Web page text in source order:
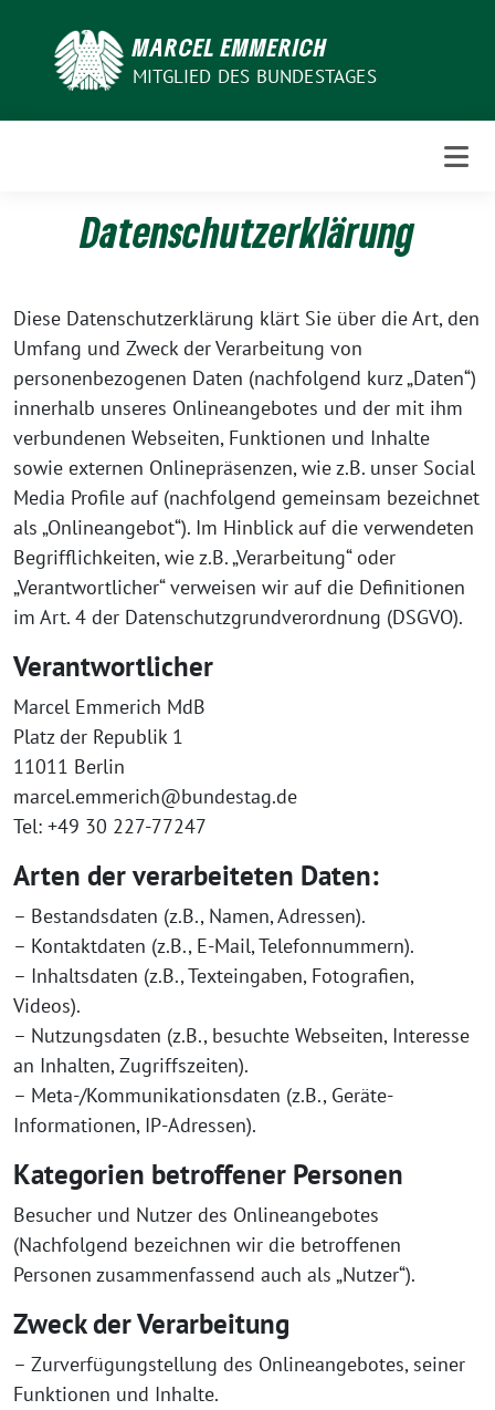
MARCEL EMMERICH
MITGLIED DES BUNDESTAGES
Datenschutzerklärung
Diese Datenschutzerklärung klärt Sie über die Art, den
Umfang und Zweck der Verarbeitung von
personenbezogenen Daten (nachfolgend kurz „Daten“)
innerhalb unseres Onlineangebotes und der mit ihm
verbundenen Webseiten, Funktionen und Inhalte
sowie externen Onlinepräsenzen, wie z.B. unser Social
Media Profile auf (nachfolgend gemeinsam bezeichnet
als „Onlineangebot“). Im Hinblick auf die verwendeten
Begrifflichkeiten, wie z.B. „Verarbeitung“ oder
„Verantwortlicher“ verweisen wir auf die Definitionen
im Art. 4 der Datenschutzgrundverordnung (DSGVO).
Verantwortlicher
Marcel Emmerich MdB
Platz der Republik 1
11011 Berlin
marcel.emmerich@bundestag.de
Tel: +49 30 227-77247
Arten der verarbeiteten Daten:
– Bestandsdaten (z.B., Namen, Adressen).
– Kontaktdaten (z.B., E-Mail, Telefonnummern).
– Inhaltsdaten (z.B., Texteingaben, Fotografien,
Videos).
– Nutzungsdaten (z.B., besuchte Webseiten, Interesse
an Inhalten, Zugriffszeiten).
– Meta-/Kommunikationsdaten (z.B., Geräte-
Informationen, IP-Adressen).
Kategorien betroffener Personen
Besucher und Nutzer des Onlineangebotes
(Nachfolgend bezeichnen wir die betroffenen
Personen zusammenfassend auch als „Nutzer“).
Zweck der Verarbeitung
– Zurverfügungstellung des Onlineangebotes, seiner
Funktionen und Inhalte.